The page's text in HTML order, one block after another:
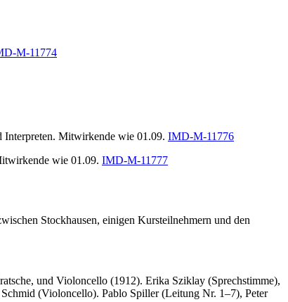
M-11774
Interpreten. Mitwirkende wie 01.09. IMD-M-11776
wie 01.09. IMD-M-11777
Stockhausen, einigen Kursteilnehmern und den
und Violoncello (1912). Erika Sziklay (Sprechstimme),
(Violoncello). Pablo Spiller (Leitung Nr. 1–7), Peter